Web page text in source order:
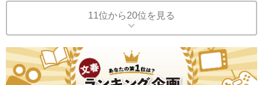
11位から20位を見る